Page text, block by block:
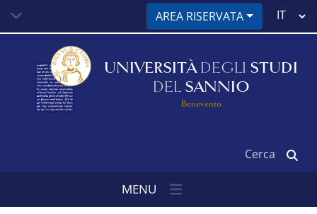
contenuto
AREA RISERVATA
Select
UNIVERSITÀ DEGLI STUDI
DEL SANNIO
Benevento
MENU